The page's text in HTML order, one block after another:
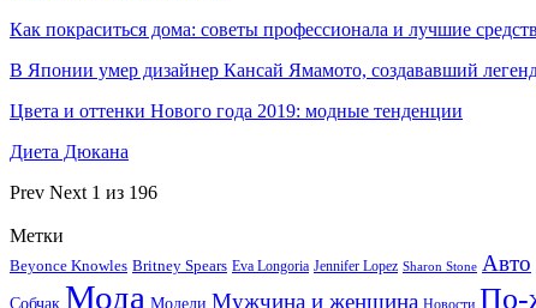
Как покраситься дома: советы профессионала и лучшие
В Японии умер дизайнер Кансай Ямамото, создававший
Цвета и оттенки Нового года 2019: модные тенденции
Диета Дюкана
Prev Next 1 из 196
Метки
Beyonce Knowles Britney Spears Eva Longoria Jennifer Lopez Sharon Stone Авто
Собчак Мода Модели Мужчина и женщина Новости По-